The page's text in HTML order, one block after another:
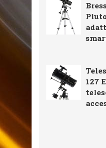
127